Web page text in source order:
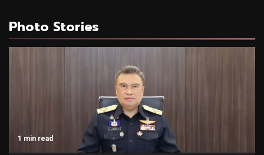
Photo Stories
1 min read